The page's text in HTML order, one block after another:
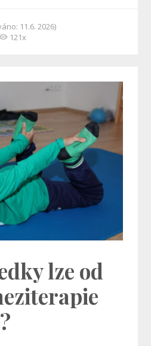
11.6. 2026)
121x
lze od